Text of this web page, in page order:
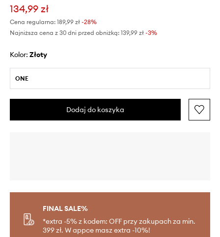
134,99 zł
Cena regularna: 189,99 zł -28%
Najniższa cena z 30 dni przed obniżką: 139,99 zł -3%
Kolor: złoty
ONE
Dodaj do koszyka
FINAL SALE%
*extra -5% z kodem: OFF przy zakupach za min.
399 zł. W appce masz extra -10%!